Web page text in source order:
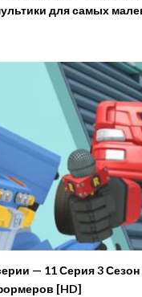
для самых
— 11 Серия 3
[HD]